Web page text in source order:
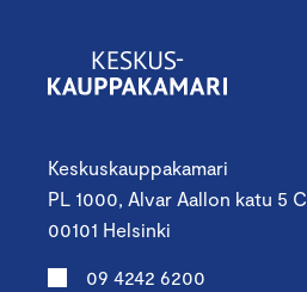
Keskuskauppakamari
PL 1000, Alvar Aallon katu 5 C
00101 Helsinki
09 4242 6200